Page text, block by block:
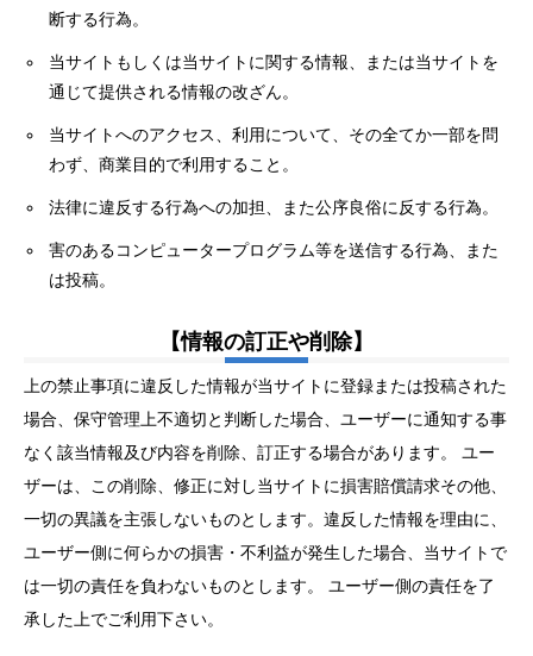
断する行為。
当サイトもしくは当サイトに関する情報、または当サイトを
通じて提供される情報の改ざん。
当サイトへのアクセス、利用について、その全てか一部を問
わず、商業目的で利用すること。
法律に違反する行為への加担、また公序良俗に反する行為。
害のあるコンピュータープログラム等を送信する行為、また
は投稿。
【情報の訂正や削除】
上の禁止事項に違反した情報が当サイトに登録または投稿された
場合、保守管理上不適切と判断した場合、ユーザーに通知する事
なく該当情報及び内容を削除、訂正する場合があります。 ユー
ザーは、この削除、修正に対し当サイトに損害賠償請求その他、
一切の異議を主張しないものとします。違反した情報を理由に、
ユーザー側に何らかの損害・不利益が発生した場合、当サイトで
は一切の責任を負わないものとします。 ユーザー側の責任を了
承した上でご利用下さい。